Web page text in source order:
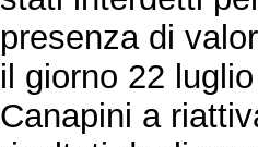
presenza di
il giorno 22
Canapini a